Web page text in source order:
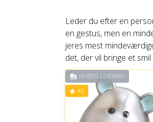
Leder du efter en
en gestus, men en
jeres mest
det, der vil bringe et
HURTIG LEVERING
4.8